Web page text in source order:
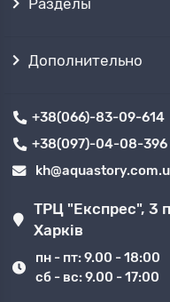
Разделы
Дополнительно
+38(066)-83-09-614
+38(097)-04-08-396
ТРЦ "Експрес", 3
Харків
пн - пт: 9.00 - 18:00
сб - вс: 9.00 - 17:00